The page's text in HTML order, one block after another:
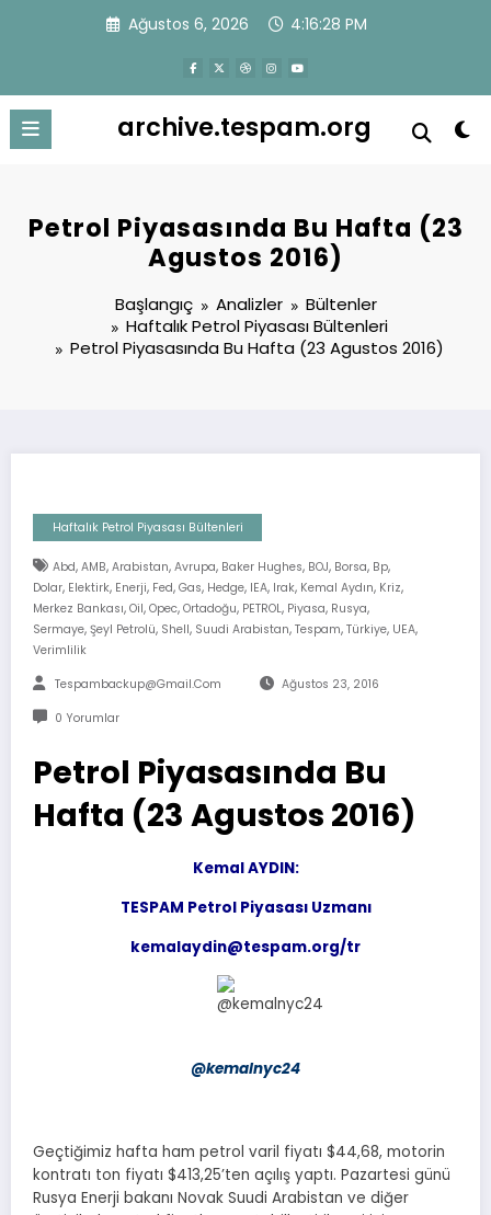
Ağustos 6, 2026 4:16:28 PM
archive.tespam.org
Petrol Piyasasında Bu Hafta (23
Agustos 2016)
Başlangıç Analizler
Bültenler
Haftalık Petrol Piyasası Bültenleri
Petrol Piyasasında Bu Hafta (23 Agustos 2016)
Haftalık Petrol Piyasası Bültenleri
Abd, AMB, Arabistan, Avrupa, Baker Hughes, BOJ, Borsa, Bp,
Dolar, Elektirk, Enerji, Fed, Gas, Hedge, IEA, Irak, Kemal Aydın, Kriz,
Merkez Bankası, Oil, Opec, Ortadoğu, PETROL, Piyasa, Rusya,
Sermaye, Şeyl Petrolü, Shell, Suudi Arabistan, Tespam, Türkiye, UEA,
Verimlilik
Tespambackup@gmail.com Ağustos 23, 2016
0 Yorumlar
Petrol Piyasasında Bu
Hafta (23 Agustos 2016)
Kemal AYDIN:
TESPAM Petrol Piyasası Uzmanı
kemalaydin@tespam.org/tr
@kemalnyc24
Geçtiğimiz hafta ham petrol varil fiyatı $44,68, motorin
kontratı ton fiyatı $413,25’ten açılış yaptı. Pazartesi günü
Rusya Enerji bakanı Novak Suudi Arabistan ve diğer